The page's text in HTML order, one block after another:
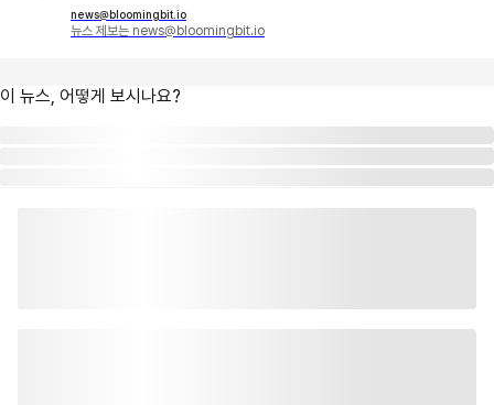
news@bloomingbit.io
뉴스 제보는 news@bloomingbit.io
이 뉴스, 어떻게 보시나요?